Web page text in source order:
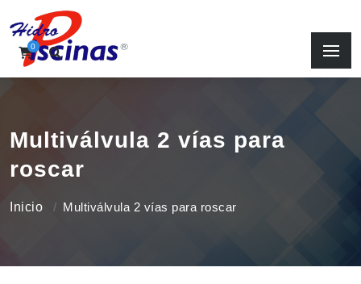
0
Multiválvula 2 vías para
roscar
Inicio Multiválvula 2 vías para roscar